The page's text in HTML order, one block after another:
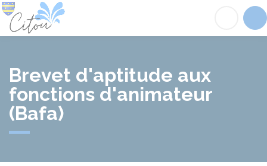
Brevet d'aptitude aux
fonctions d'animateur
(Bafa)